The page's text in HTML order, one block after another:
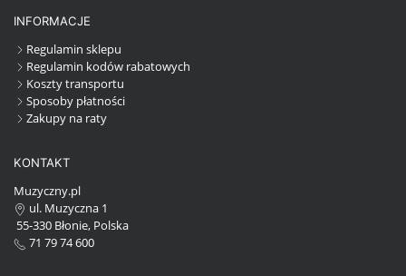
INFORMACJE
Regulamin sklepu
Regulamin kodów rabatowych
Koszty transportu
Sposoby płatności
Zakupy na raty
KONTAKT
Muzyczny.pl
ul. Muzyczna 1
55-330 Błonie, Polska
71 79 74 600